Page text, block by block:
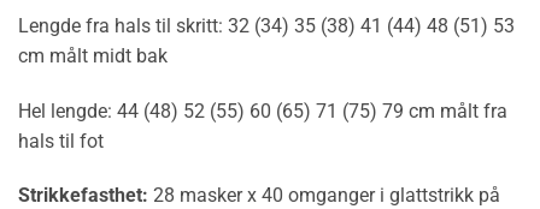
Lengde fra hals til skritt: 32 (34) 35 (38) 41 (44) 48 (51) 53
cm målt midt bak
Hel lengde: 44 (48) 52 (55) 60 (65) 71 (75) 79 cm målt fra
hals til fot
Strikkefasthet: 28 masker x 40 omganger i glattstrikk på